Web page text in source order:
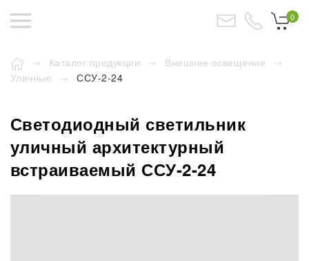
0
Каталог продукции
Внешнее освещение
Уличные
ССУ-2-24
Светодиодный светильник
уличный архитектурный
встраиваемый ССУ-2-24